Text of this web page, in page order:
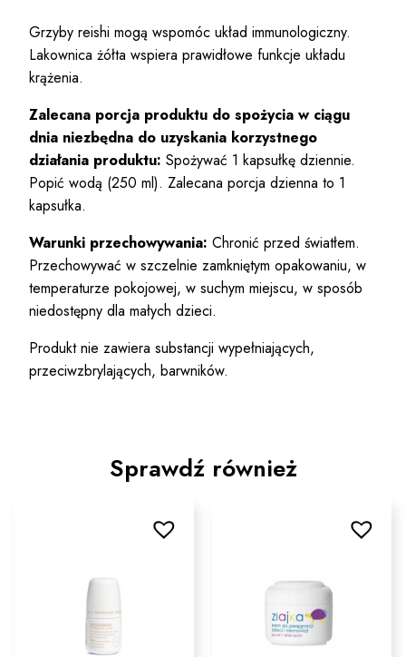
Grzyby reishi mogą wspomóc układ immunologiczny.
Lakownica żółta wspiera prawidłowe funkcje układu
krążenia.
Zalecana porcja produktu do spożycia w ciągu
dnia niezbędna do uzyskania korzystnego
działania produktu: Spożywać 1 kapsułkę dziennie.
Popić wodą (250 ml). Zalecana porcja dzienna to 1
kapsułka.
Warunki przechowywania: Chronić przed światłem.
Przechowywać w szczelnie zamkniętym opakowaniu, w
temperaturze pokojowej, w suchym miejscu, w sposób
niedostępny dla małych dzieci.
Produkt nie zawiera substancji wypełniających,
przeciwzbrylających, barwników.
Sprawdź również